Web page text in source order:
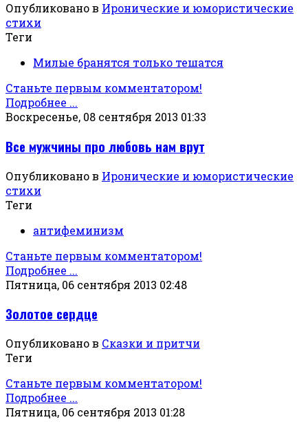
Опубликовано в Иронические и юмористические
стихи
Теги
Милые бранятся только тешатся
Станьте первым комментатором!
Подробнее ...
Воскресенье, 08 сентября 2013 01:33
Все мужчины про любовь нам врут
Опубликовано в Иронические и юмористические
стихи
Теги
антифеминизм
Станьте первым комментатором!
Подробнее ...
Пятница, 06 сентября 2013 02:48
Золотое сердце
Опубликовано в Сказки и притчи
Теги
Станьте первым комментатором!
Подробнее ...
Пятница, 06 сентября 2013 01:28